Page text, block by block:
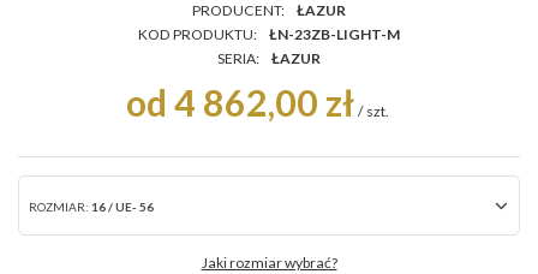
PRODUCENT:
ŁAZUR
KOD PRODUKTU:
ŁN-23ZB-LIGHT-M
SERIA:
ŁAZUR
od 4 862,00 zł / szt.
ROZMIAR: 16 / UE- 56
Jaki rozmiar wybrać?